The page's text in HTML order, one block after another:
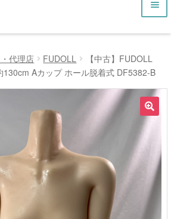
ニ
ュ
ー
代理店 FUDOLL
【中古】FUDOLL
Aカップ ホール脱着式 DF5382-B
🔍